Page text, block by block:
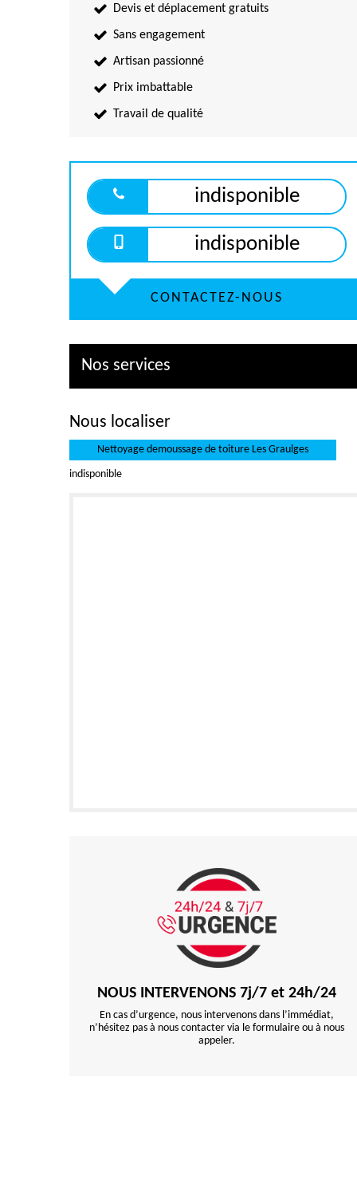
Devis et déplacement gratuits
Sans engagement
Artisan passionné
Prix imbattable
Travail de qualité
indisponible
indisponible
CONTACTEZ-NOUS
Nos services
Nous localiser
Nettoyage demoussage de toiture Les Graulges
indisponible
NOUS INTERVENONS 7j/7 et 24h/24
En cas d’urgence, nous intervenons dans l’immédiat,
n’hésitez pas à nous contacter via le formulaire ou à nous
appeler.